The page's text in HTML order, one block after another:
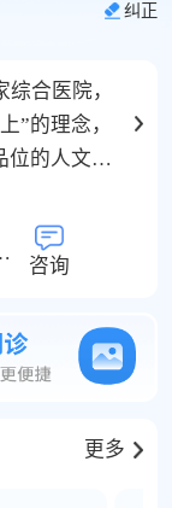
纠正
合医院，
”的理念，
位的人文关
全、满意的
化诊疗方针,
案。与此
赖的正规医
郑州市中原
咨询
更多